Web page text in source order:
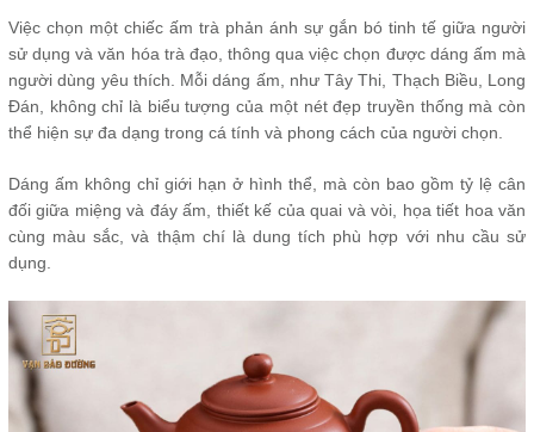
Việc chọn một chiếc ấm trà phản ánh sự gắn bó tinh tế giữa người
sử dụng và văn hóa trà đạo, thông qua việc chọn được dáng ấm mà
người dùng yêu thích. Mỗi dáng ấm, như Tây Thi, Thạch Biều, Long
Đán, không chỉ là biểu tượng của một nét đẹp truyền thống mà còn
thể hiện sự đa dạng trong cá tính và phong cách của người chọn.
Dáng ấm không chỉ giới hạn ở hình thể, mà còn bao gồm tỷ lệ cân
đối giữa miệng và đáy ấm, thiết kế của quai và vòi, họa tiết hoa văn
cùng màu sắc, và thậm chí là dung tích phù hợp với nhu cầu sử
dụng.